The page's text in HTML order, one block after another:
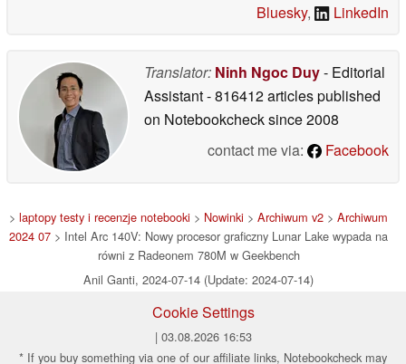
Bluesky, LinkedIn
Translator: Ninh Ngoc Duy- Editorial
Assistant- 816412 articles published
on Notebookchecksince 2008
contact me via:
Facebook
> laptopy testy i recenzje notebooki > Nowinki > Archiwum v2 > Archiwum
2024 07 > Intel Arc 140V: Nowy procesor graficzny Lunar Lake wypada na
równi z Radeonem 780M w Geekbench
Anil Ganti, 2024-07-14 (Update: 2024-07-14)
Cookie Settings
| 03.08.2026 16:53
* If you buy something via one of our affiliate links, Notebookcheck may